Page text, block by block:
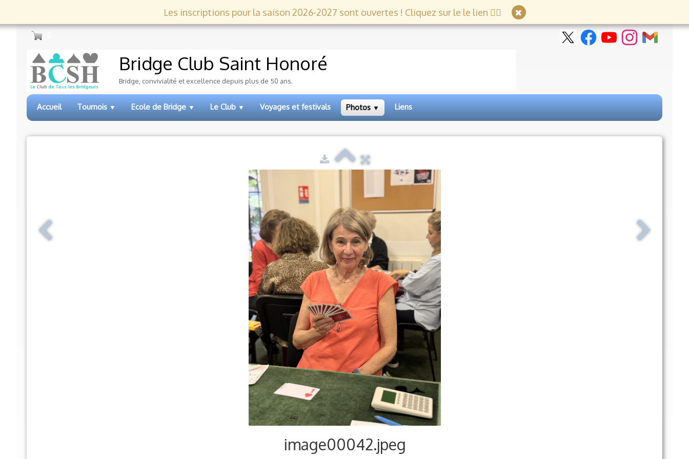
Les inscriptions pour la saison 2026-2027 sont ouvertes ! Cliquez sur le le lien 👇🏻
Bridge Club Saint Honoré
Bridge, convivialité et excellence depuis plus de 50 ans.
Accueil Tournois ▼ Ecole de Bridge ▼ Le Club ▼ Voyages et festivals Photos ▼ Liens
image00042.jpeg